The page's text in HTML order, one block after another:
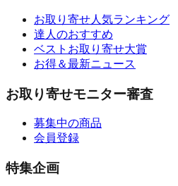
お取り寄せ人気ランキング
達人のおすすめ
ベストお取り寄せ大賞
お得＆最新ニュース
お取り寄せモニター審査
募集中の商品
会員登録
特集企画